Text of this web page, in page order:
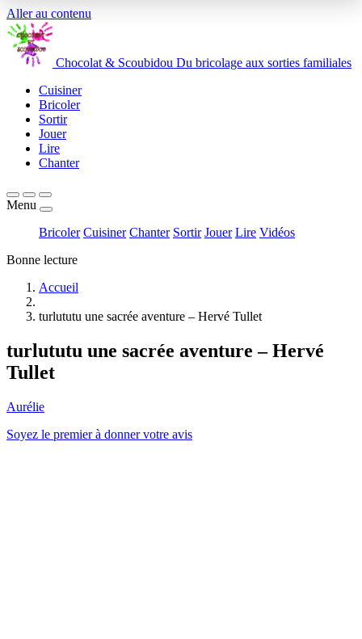
Aller au contenu
Chocolat & Scoubidou Du bricolage aux sorties familiales
Cuisiner
Bricoler
Sortir
Jouer
Lire
Chanter
Menu
Bricoler Cuisiner Chanter Sortir Jouer Lire Vidéos
Bonne lecture
Accueil
turlututu une sacrée aventure – Hervé Tullet
turlututu une sacrée aventure – Hervé
Tullet
Aurélie
Soyez le premier à donner votre avis